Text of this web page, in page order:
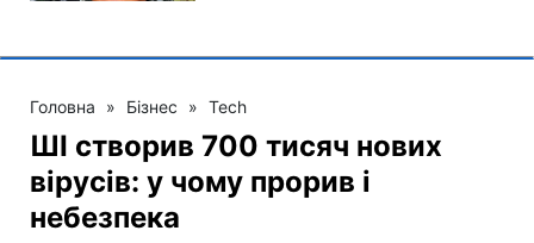
Головна » Бізнес » Tech
ШІ створив 700 тисяч нових
вірусів: у чому прорив і
небезпека